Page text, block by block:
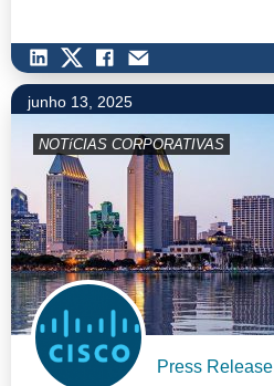
junho 13, 2025
NOTíCIAS CORPORATIVAS
Press Release